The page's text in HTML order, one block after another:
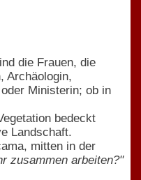
die Frauen, die
Archäologin,
Ministerin; ob in
bedeckt
Landschaft.
mitten in der
zusammen arbeiten?"